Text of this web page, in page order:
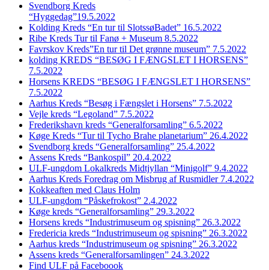
Svendborg Kreds
“Hyggedag”19.5.2022
Kolding Kreds “En tur til SlotssøBadet” 16.5.2022
Ribe Kreds Tur til Fanø + Museum 8.5.2022
Favrskov Kreds”En tur til Det grønne museum” 7.5.2022
kolding KREDS “BESØG I FÆNGSLET I HORSENS”
7.5.2022
Horsens KREDS “BESØG I FÆNGSLET I HORSENS”
7.5.2022
Aarhus Kreds “Besøg i Fængslet i Horsens” 7.5.2022
Vejle kreds “Legoland” 7.5.2022
Frederikshavn kreds “Generalforsamling” 6.5.2022
Køge Kreds “Tur til Tycho Brahe planetarium” 26.4.2022
Svendborg kreds “Generalforsamling” 25.4.2022
Assens Kreds “Bankospil” 20.4.2022
ULF-ungdom Lokalkreds Midtjyllan “Minigolf” 9.4.2022
Aarhus Kreds Foredrag om Misbrug af Rusmidler 7.4.2022
Kokkeaften med Claus Holm
ULF-ungdom “Påskefrokost” 2.4.2022
Køge kreds “Generalforsamling” 29.3.2022
Horsens kreds “Industrimuseum og spisning” 26.3.2022
Fredericia kreds “Industrimuseum og spisning” 26.3.2022
Aarhus kreds “Industrimuseum og spisning” 26.3.2022
Assens kreds “Generalforsamlingen” 24.3.2022
Find ULF på Faceboook